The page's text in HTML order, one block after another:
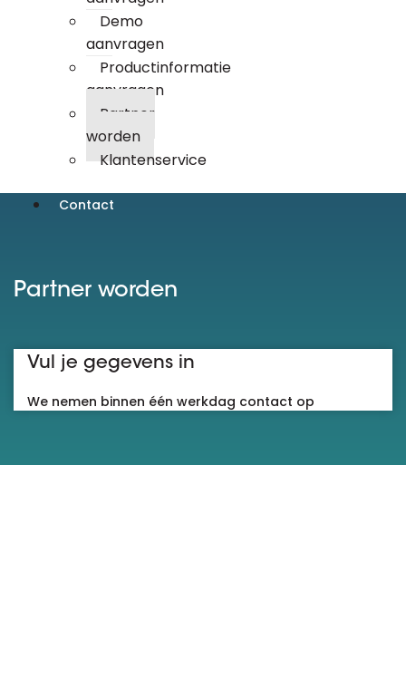
Demo
aanvragen
Productinformatie
aanvragen
Partner
worden
Klantenservice
Contact
Partner worden
Vul je gegevens in
We nemen binnen één werkdag contact op